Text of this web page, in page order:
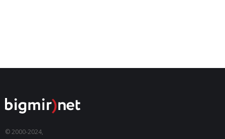
© 2000-2024,